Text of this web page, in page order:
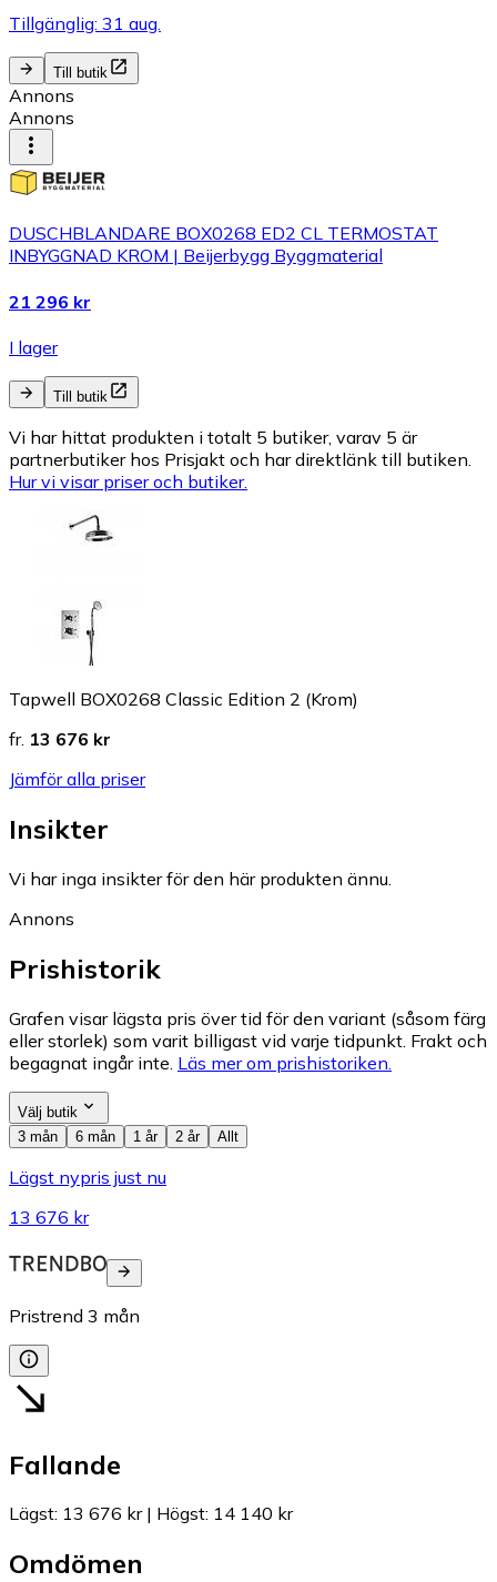
Tillgänglig: 31 aug.
Till butik
Annons
Annons
DUSCHBLANDARE BOX0268 ED2 CL TERMOSTAT
INBYGGNAD KROM | Beijerbygg Byggmaterial
21 296 kr
I lager
Till butik
Vi har hittat produkten i totalt 5 butiker, varav 5 är
partnerbutiker hos Prisjakt och har direktlänk till butiken.
Hur vi visar priser och butiker.
Tapwell BOX0268 Classic Edition 2 (Krom)
fr. 13 676 kr
Jämför alla priser
Insikter
Vi har inga insikter för den här produkten ännu.
Annons
Prishistorik
Grafen visar lägsta pris över tid för den variant (såsom färg
eller storlek) som varit billigast vid varje tidpunkt. Frakt och
begagnat ingår inte. Läs mer om prishistoriken.
Välj butik
3 mån
6 mån 1 år 2 år Allt
Lägst nypris just nu
13 676 kr
Pristrend 3 mån
Fallande
Lägst: 13 676 kr| Högst: 14 140 kr
Omdömen